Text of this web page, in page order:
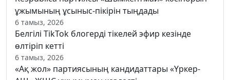
ұжымының ұсыныс-пікірін тыңдады
6 тамыз, 2026
Белгілі TikTok блогерді тікелей эфир кезінде
өлтіріп кетті
6 тамыз, 2026
«Ақ жол» партиясының кандидаттары «Үркер-